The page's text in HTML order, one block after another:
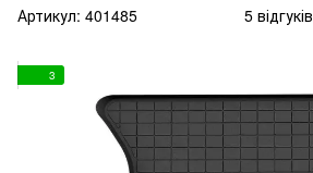
Артикул: 401485 5 відгуків
3